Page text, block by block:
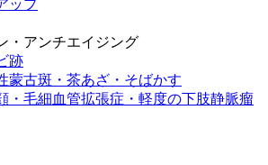
ップ
・アンチエイジング
跡
蒙古斑・茶あざ・そばかす
・毛細血管拡張症・軽度の下肢静脈瘤